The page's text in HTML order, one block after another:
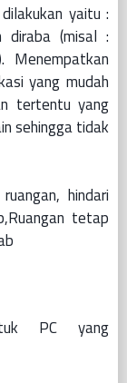
yaitu :
diraba (misal :
Menempatkan
yang mudah
tertentu yang
sehingga tidak
hindari
tetap
PC yang